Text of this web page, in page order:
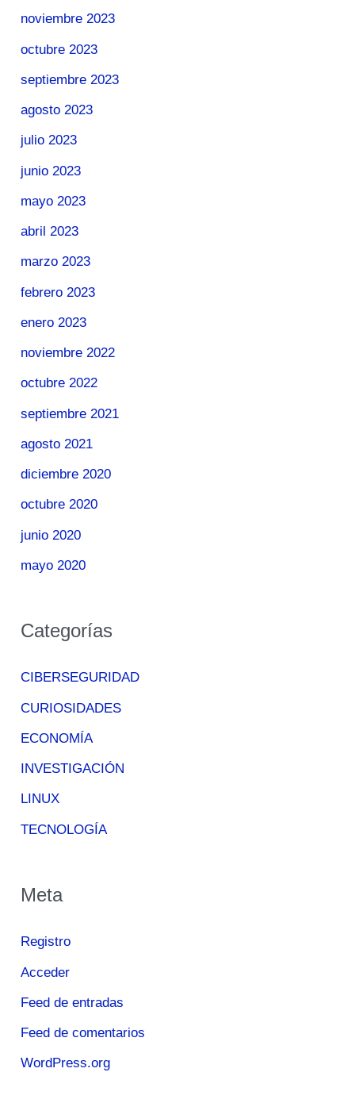
noviembre 2023
octubre 2023
septiembre 2023
agosto 2023
julio 2023
junio 2023
mayo 2023
abril 2023
marzo 2023
febrero 2023
enero 2023
noviembre 2022
octubre 2022
septiembre 2021
agosto 2021
diciembre 2020
octubre 2020
junio 2020
mayo 2020
Categorías
CIBERSEGURIDAD
CURIOSIDADES
ECONOMÍA
INVESTIGACIÓN
LINUX
TECNOLOGÍA
Meta
Registro
Acceder
Feed de entradas
Feed de comentarios
WordPress.org